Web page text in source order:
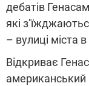
дебатів
які
– вулиці міста
Відкриває